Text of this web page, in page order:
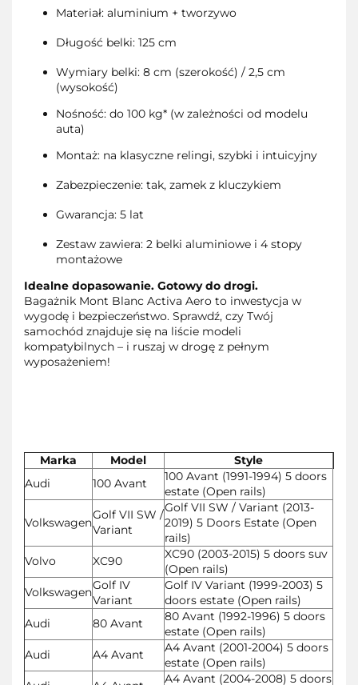
Materiał: aluminium + tworzywo
Długość belki: 125 cm
Wymiary belki: 8 cm (szerokość) / 2,5 cm
(wysokość)
Nośność: do 100 kg* (w zależności od modelu
auta)
Montaż: na klasyczne relingi, szybki i intuicyjny
Zabezpieczenie: tak, zamek z kluczykiem
Gwarancja: 5 lat
Zestaw zawiera: 2 belki aluminiowe i 4 stopy
montażowe
Idealne dopasowanie. Gotowy do drogi.
Bagażnik Mont Blanc Activa Aero to inwestycja w
wygodę i bezpieczeństwo. Sprawdź, czy Twój
samochód znajduje się na liście modeli
kompatybilnych – i ruszaj w drogę z pełnym
wyposażeniem!
Marka Model
Style
Audi
100 Avant
100 Avant (1991-1994) 5 doors
estate (Open rails)
Volkswagen
Golf VII SW /
Variant
Golf VII SW / Variant (2013-
2019) 5 Doors Estate (Open
rails)
Volvo
XC90
XC90 (2003-2015) 5 doors suv
(Open rails)
VolkswagenGolf IV
Variant
Golf IV Variant (1999-2003) 5
doors estate (Open rails)
Audi
80 Avant
80 Avant (1992-1996) 5 doors
estate (Open rails)
Audi
A4 Avant
A4 Avant (2001-2004) 5 doors
estate (Open rails)
A4 Avant (2004-2008) 5 doors